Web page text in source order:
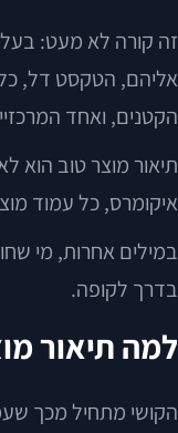
זה קורה לא מעט:
אליהם, הטקסט דל,
הקטנים, ואחד
תיאור מוצר טוב
איקומרס, כל עמוד
בדרך לקופה.
למה תיאור
הקושי מתחיל מכך